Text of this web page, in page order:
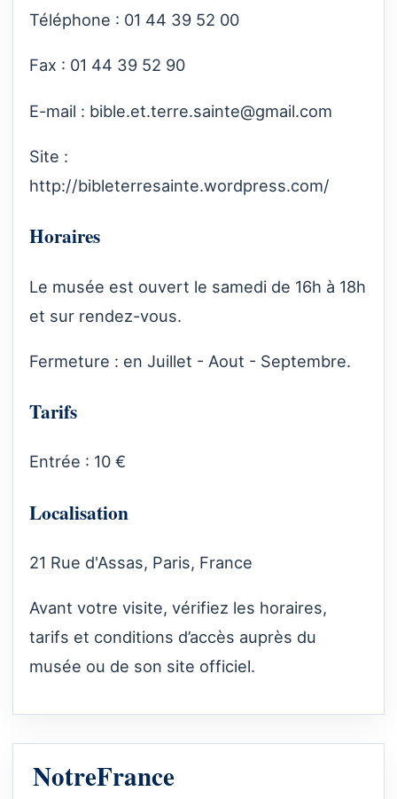
Téléphone : 01 44 39 52 00
Fax : 01 44 39 52 90
E-mail : bible.et.terre.sainte@gmail.com
Site :
http://bibleterresainte.wordpress.com/
Horaires
Le musée est ouvert le samedi de 16h à 18h
et sur rendez-vous.
Fermeture : en Juillet - Aout - Septembre.
Tarifs
Entrée : 10 €
Localisation
21 Rue d'Assas, Paris, France
Avant votre visite, vérifiez les horaires,
tarifs et conditions d’accès auprès du
musée ou de son site officiel.
NotreFrance